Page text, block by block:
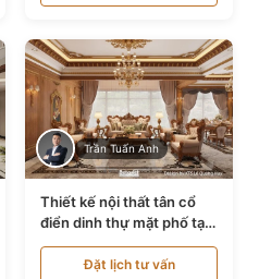
Trần Tuấn Anh
Thiết kế nội thất tân cổ
điển dinh thự mặt phố tại
Quảng Ninh NT24531
Đặt lịch tư vấn